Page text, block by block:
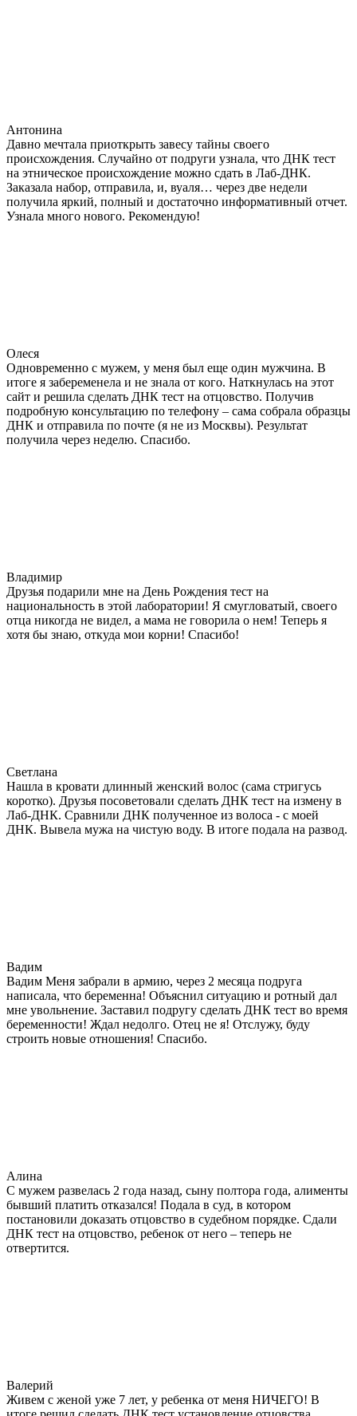
Антонина
Давно мечтала приоткрыть завесу тайны своего
происхождения. Случайно от подруги узнала, что ДНК тест
на этническое происхождение можно сдать в Лаб-ДНК.
Заказала набор, отправила, и, вуаля… через две недели
получила яркий, полный и достаточно информативный отчет.
Узнала много нового. Рекомендую!
Олеся
Одновременно с мужем, у меня был еще один мужчина. В
итоге я забеременела и не знала от кого. Наткнулась на этот
сайт и решила сделать ДНК тест на отцовство. Получив
подробную консультацию по телефону – сама собрала образцы
ДНК и отправила по почте (я не из Москвы). Результат
получила через неделю. Спасибо.
Владимир
Друзья подарили мне на День Рождения тест на
национальность в этой лаборатории! Я смугловатый, своего
отца никогда не видел, а мама не говорила о нем! Теперь я
хотя бы знаю, откуда мои корни! Спасибо!
Светлана
Нашла в кровати длинный женский волос (сама стригусь
коротко). Друзья посоветовали сделать ДНК тест на измену в
Лаб-ДНК. Сравнили ДНК полученное из волоса - с моей
ДНК. Вывела мужа на чистую воду. В итоге подала на развод.
Вадим
Вадим Меня забрали в армию, через 2 месяца подруга
написала, что беременна! Объяснил ситуацию и ротный дал
мне увольнение. Заставил подругу сделать ДНК тест во время
беременности! Ждал недолго. Отец не я! Отслужу, буду
строить новые отношения! Спасибо.
Алина
С мужем развелась 2 года назад, сыну полтора года, алименты
бывший платить отказался! Подала в суд, в котором
постановили доказать отцовство в судебном порядке. Сдали
ДНК тест на отцовство, ребенок от него – теперь не
отвертится.
Валерий
Живем с женой уже 7 лет, у ребенка от меня НИЧЕГО! В